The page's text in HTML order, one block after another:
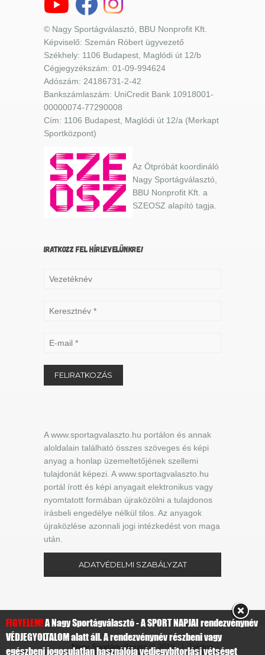
© Nagy Sportágválasztó, BBU Nonprofit Kft.
Képviselő: Szemán Róbert ügyvezető
Székhely: 1106 Budapest, Maglódi út 12/b
Cégjegyzékszám: 01-09-994624
Adószám: 24186731-2-42
Bankszámlaszám: UniCredit Bank 10918001-
00000074-77290008
Cím: 1106 Budapest, Maglódi út 12/a (Merkapt
Sportközpont)
Az Ötpróbát koordináló
Nagy Sportágválasztó,
BBU Nonprofit Kft. a
SZEOSZ alapító tagja.
IRATKOZZ FEL HÍRLEVELÜNKRE!
A www.sportagvalaszto.hu portálon és annak
aloldalain található összes szöveges és képi
anyag a honlap üzemeltetőjének szellemi
tulajdonát képezi. A www.sportagvalaszto.hu
portál írott és képi anyagait elektronikus vagy
nyomtatott formában újraközölni a tulajdonos
írásbeli engedélye nélkül tilos. Az anyagok
újraközlése azonnali jogi intézkedést von maga
után.
ADATVÉDELMI SZABÁLYZAT
Nagy Sportágválasztó© 2019 | Telefon:
FIGYELEM!A Nagy Sportágválasztó - A SPORT NAPJAI rendezvénynév
VÉDJEGYOLTALOM alatt áll. A rendezvénynév részbeni vagy
egészbeni jogosulatlan használója védjegybitorlási vétséget